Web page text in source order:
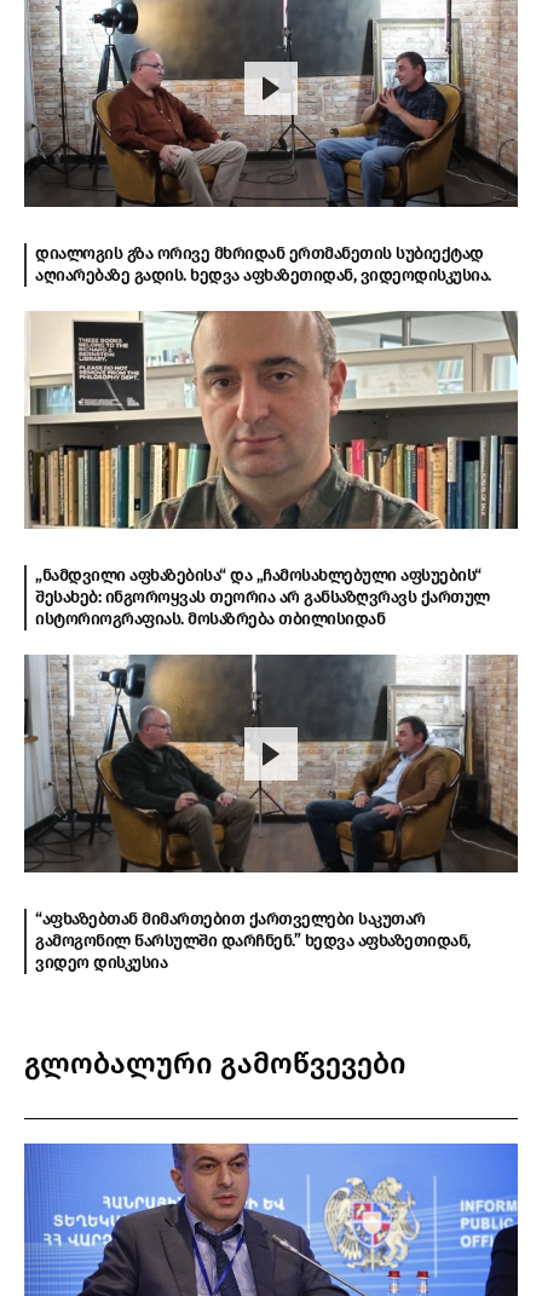
დიალოგის გზა ორივე მხრიდან ერთმანეთის სუბიექტად
აღიარებაზე გადის. ხედვა აფხაზეთიდან, ვიდეოდისკუსია.
„ნამდვილი აფხაზებისა“ და „ჩამოსახლებული აფსუების“
შესახებ: ინგოროყვას თეორია არ განსაზღვრავს ქართულ
ისტორიოგრაფიას. მოსაზრება თბილისიდან
“აფხაზებთან მიმართებით ქართველები საკუთარ
გამოგონილ წარსულში დარჩნენ.” ხედვა აფხაზეთიდან,
ვიდეო დისკუსია
გლობალური გამოწვევები